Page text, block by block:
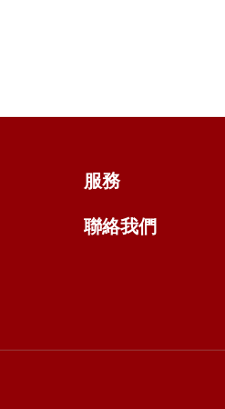
服務
聯絡我們